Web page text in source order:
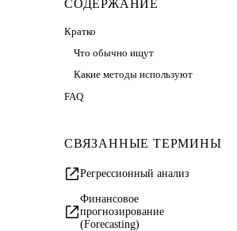
СОДЕРЖАНИЕ
Кратко
Что обычно ищут
Какие методы используют
FAQ
СВЯЗАННЫЕ ТЕРМИНЫ
Регрессионный анализ
Финансовое
прогнозирование
(Forecasting)